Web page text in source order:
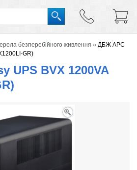
безперебійного живлення » ДБЖ APC
GR)
UPS BVX 1200VA